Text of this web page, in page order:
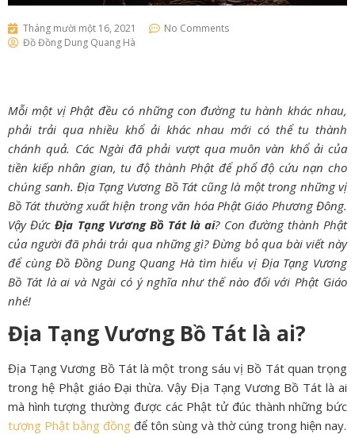
Tháng mười một 16, 2021
No Comments
Đồ Đồng Dung Quang Hà
Mỗi một vị Phật đều có những con đường tu hành khác nhau,
phải trải qua nhiều khổ ải khác nhau mới có thể tu thành
chánh quả. Các Ngài đã phải vượt qua muôn vàn khổ ải của
tiền kiếp nhân gian, tu độ thành Phật để phổ độ cứu nạn cho
chúng sanh. Địa Tạng Vương Bồ Tát cũng là một trong những vị
Bồ Tát thường xuất hiện trong văn hóa Phật Giáo Phương Đông.
Vậy ĐứcĐịa Tạng Vương Bồ Tát là ai? Con đường thành Phật
của người đã phải trải qua những gì? Đừng bỏ qua bài viết này
để cùng Đồ Đồng Dung Quang Hà tìm hiểu vị Địa Tạng Vương
Bồ Tát là ai và Ngài có ý nghĩa như thế nào đối với Phật Giáo
nhé!
Địa Tạng Vương Bồ Tát là ai?
Địa Tạng Vương Bồ Tát là một trong sáu vị Bồ Tát quan trọng
trong hệ Phật giáo Đại thừa. Vậy Địa Tạng Vương Bồ Tát là ai
mà hình tượng thường được các Phật tử đúc thành những bức
tượng Phật bằng đồng để tôn sùng và thờ cúng trong hiện nay.